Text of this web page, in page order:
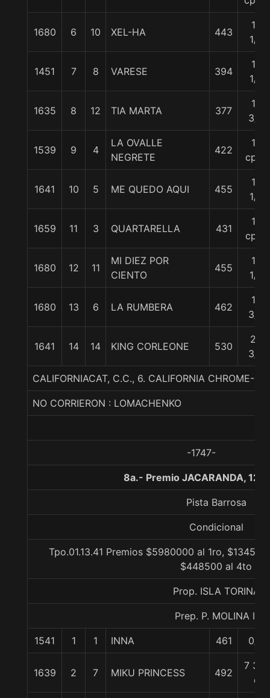
1680 6 10 XEL-HA 443
10
1/4
1451 7 8 VARESE 394
10
1/4
1635 8 12 TIA MARTA 377
10
3/4
1539 9 4
LA OVALLE
NEGRETE
422
12
cpos
1641 10 5 ME QUEDO AQUI 455
12
1/2
1659 11 3 QUARTARELLA 431
13
cpos
1680 12 11
MI DIEZ POR
CIENTO
455
13
1/2
1680 13 6 LA RUMBERA 462
14
3/4
1641 14 14 KING CORLEONE 530
25
3/4
CALIFORNIACAT, C.C., 6. CALIFORNIA CHROME-
NO CORRIERON : LOMACHENKO
-1747-
8a.- Premio JACARANDA,
Pista Barrosa
Condicional
Tpo.01.13.41 Premios $5980000 al 1ro,
$448500 al 4to
Prop. ISLA TORINA
Prep. P. MOLINA I.
1541 1 1 INNA 461 0/0
1639 2 7 MIKU PRINCESS 492
7 3/4
c